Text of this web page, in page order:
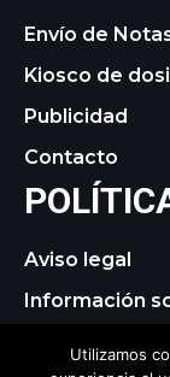
Envío de
Kiosco de
Publicidad
Contacto
Aviso legal
Información
Utilizamos